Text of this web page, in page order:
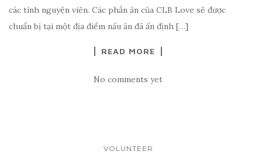
các tình nguyện viên. Các phần ăn của CLB Love sẽ được
chuẩn bị tại một địa điểm nấu ăn đã ấn định […]
READ MORE
No comments yet
VOLUNTEER